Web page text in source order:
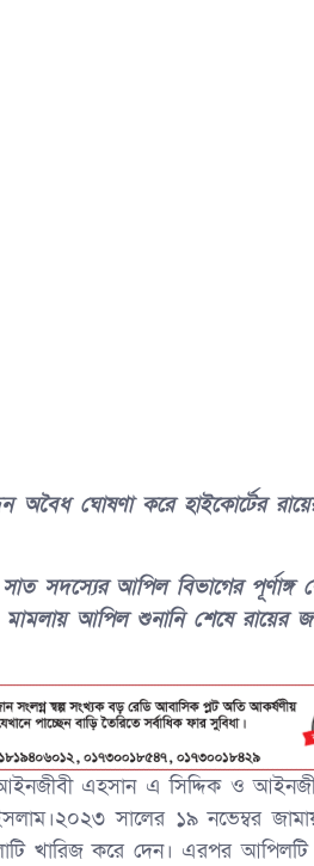
অবৈধ ঘোষণা করে হাইকোর্টের
সদস্যের আপিল বিভাগের পূর্ণাঙ্গ
আপিল শুনানি শেষে রায়ের
এহসান এ সিদ্দিক ও
সালের ১৯ নভেম্বর
খারিজ করে দেন। এরপর আপিলটি